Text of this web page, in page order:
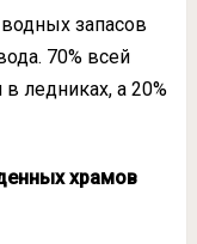
запасов
70% всей
ледниках, а 20%
храмов